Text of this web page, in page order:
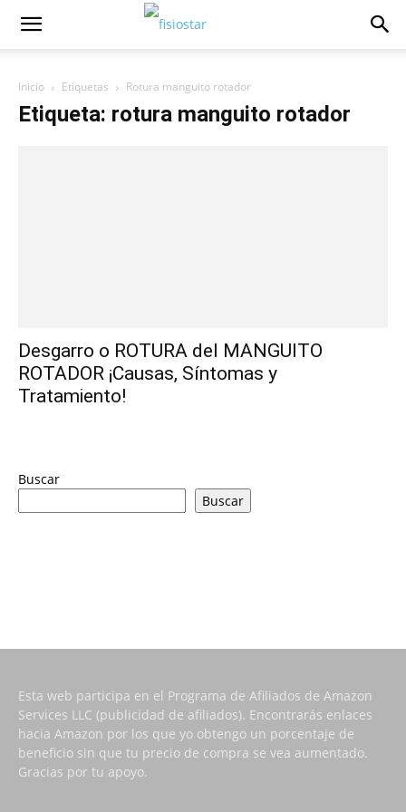
Inicio Etiquetas Rotura manguito rotador
Etiqueta: rotura manguito rotador
Desgarro o ROTURA del MANGUITO
ROTADOR ¡Causas, Síntomas y
Tratamiento!
Buscar
Buscar
Esta web participa en el Programa de Afiliados de Amazon
Services LLC (publicidad de afiliados). Encontrarás enlaces
hacia Amazon por los que yo obtengo un porcentaje de
beneficio sin que tu precio de compra se vea aumentado.
Gracias por tu apoyo.